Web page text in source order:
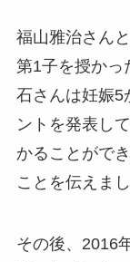
福山雅治さん
第1子を授かっ
石さんは妊娠5
ントを発表し
かることがで
ことを伝えま
その後、2016